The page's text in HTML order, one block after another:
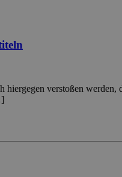
verstoßen werden,